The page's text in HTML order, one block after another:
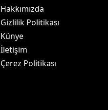
Hakkımızda
Gizlilik Politikası
Künye
İletişim
Çerez Politikası